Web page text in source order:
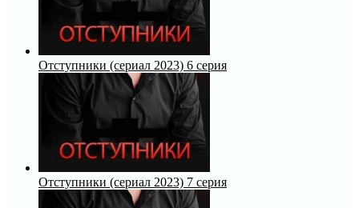
Отступники (сериал 2023) 6 серия
Отступники (сериал 2023) 7 серия